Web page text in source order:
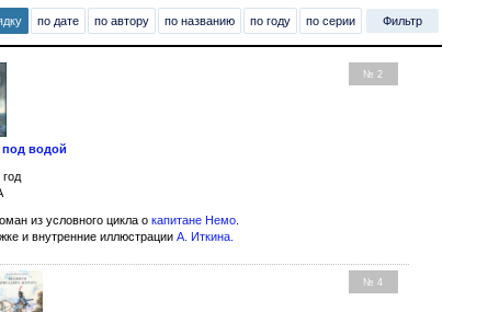
по дате по автору по названию по году по серии Фильтр
№ 2
под водой
год
из условного цикла окапитане Немо
и внутренние иллюстрацииА. Иткина
№ 4